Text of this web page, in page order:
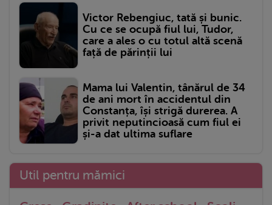
Victor Rebengiuc, tată și bunic.
Cu ce se ocupă fiul lui, Tudor,
care a ales o cu totul altă scenă
față de părinții lui
Mama lui Valentin, tânărul de 34
de ani mort în accidentul din
Constanța, își strigă durerea. A
privit neputincioasă cum fiul ei
și-a dat ultima suflare
Util pentru mămici